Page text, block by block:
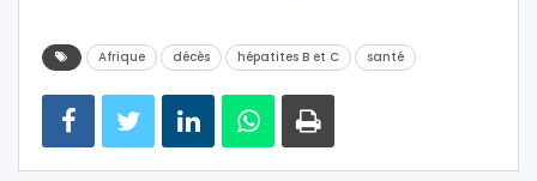
Afrique décès hépatites B et C santé